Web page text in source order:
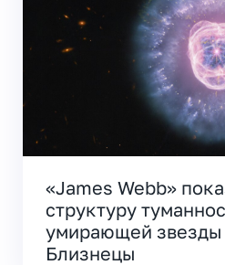
«James Webb»
структуру
умирающей звезды
Близнецы